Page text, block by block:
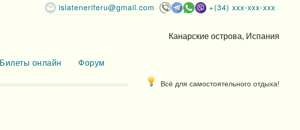
+(34) xxx-xxx-xxx
islateneriferu@gmail.com
Канарские острова, Испания
Билеты онлайн Форум
Всё для самостоятельного отдыха!